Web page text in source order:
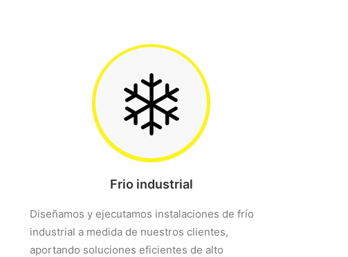
Frio industrial
Diseñamos y ejecutamos instalaciones de frío
industrial a medida de nuestros clientes,
aportando soluciones eficientes de alto